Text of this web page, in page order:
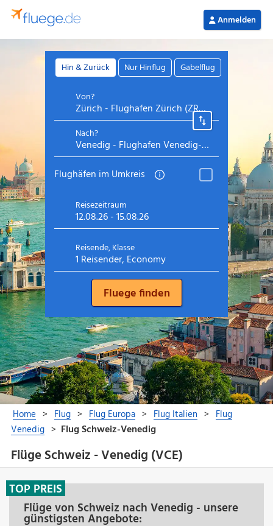
Flüge Schweiz - Venedig (VCE)
Flüge von Schweiz nach Venedig - unsere
günstigsten Angebote:
TOP PREIS